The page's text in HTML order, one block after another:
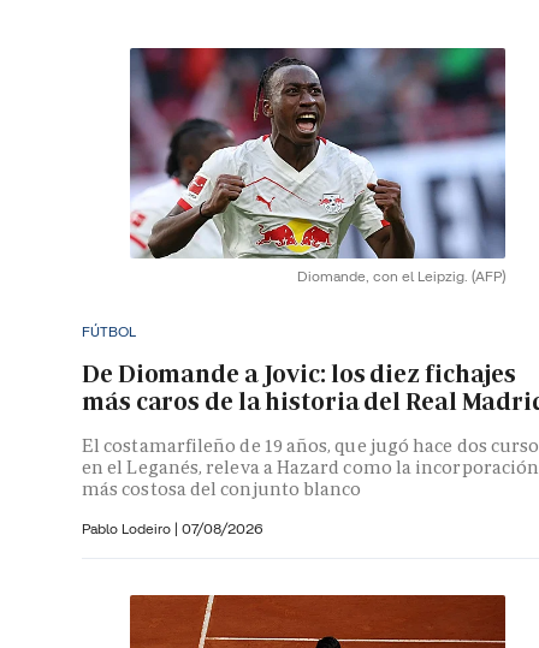
Diomande, con el Leipzig. (AFP)
FÚTBOL
De Diomande a Jovic: los diez fichajes
más caros de la historia del Real
El costamarfileño de 19 años, que jugó hace dos
en el Leganés, releva a Hazard como la incorporación
más costosa del conjunto blanco
Pablo Lodeiro | 07/08/2026